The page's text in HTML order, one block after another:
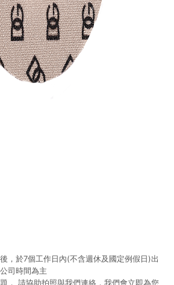
，於7個工作日內(不含週休及國定例假日)出
司時間為主
， 請協助拍照與我們連絡，我們會立即為您